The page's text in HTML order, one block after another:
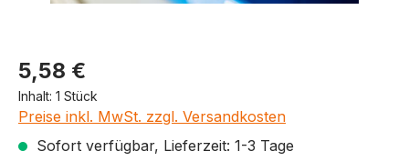
Produktpreis
5,58 €
Inhalt: 1 Stück
Preise inkl. MwSt. zzgl. Versandkosten
Sofort verfügbar, Lieferzeit: 1-3 Tage